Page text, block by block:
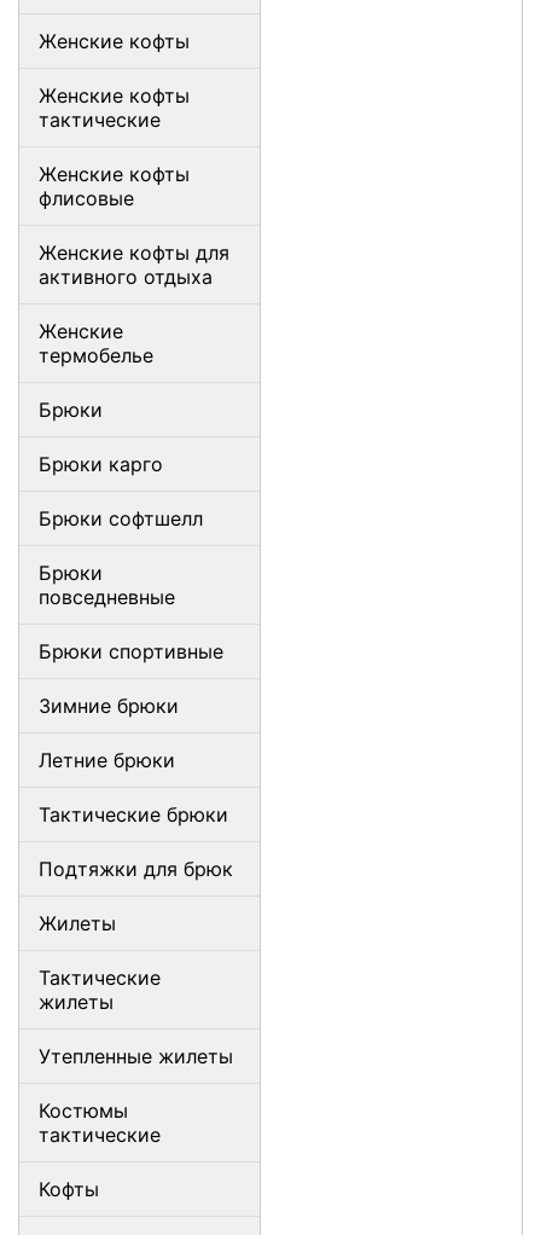
Женские кофты
Женские кофты
тактические
Женские кофты
флисовые
Женские кофты для
активного отдыха
Женские
термобелье
Брюки
Брюки карго
Брюки софтшелл
Брюки
повседневные
Брюки спортивные
Зимние брюки
Летние брюки
Тактические брюки
Подтяжки для брюк
Жилеты
Тактические
жилеты
Утепленные жилеты
Костюмы
тактические
Кофты